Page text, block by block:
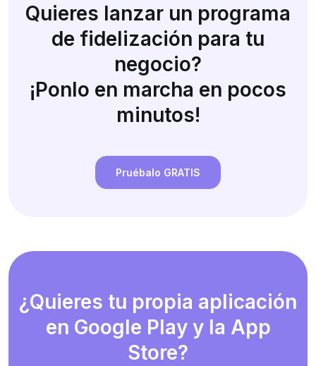
Quieres lanzar un programa
de fidelización para tu
negocio?
¡Ponlo en marcha en pocos
minutos!
Pruébalo GRATIS
¿Quieres tu propia aplicación
en Google Play y la App
Store?